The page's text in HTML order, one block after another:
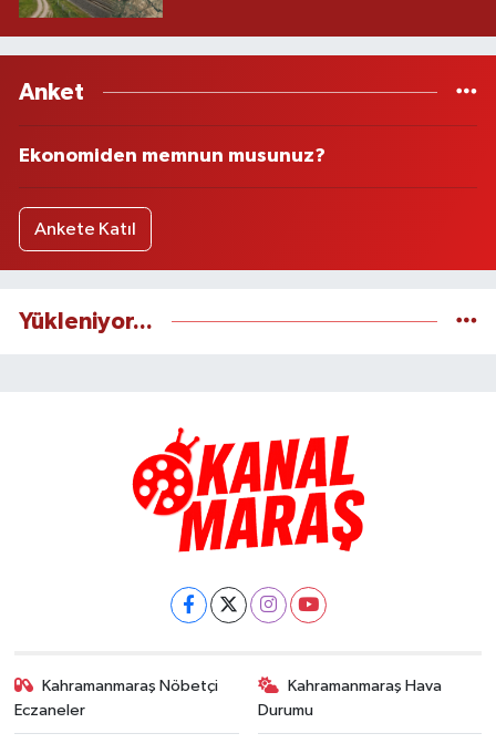
Anket
Ekonomiden memnun musunuz?
Ankete Katıl
Yükleniyor...
Kahramanmaraş Nöbetçi
Eczaneler
Kahramanmaraş Hava
Durumu